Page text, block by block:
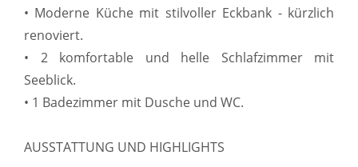
• Moderne Küche mit stilvoller Eckbank - kürzlich
renoviert.
• 2 komfortable und helle Schlafzimmer mit
Seeblick.
• 1 Badezimmer mit Dusche und WC.
AUSSTATTUNG UND HIGHLIGHTS